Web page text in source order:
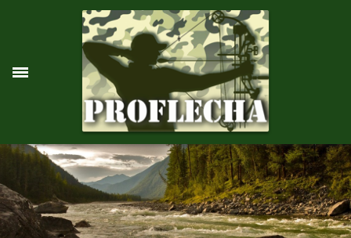
Recurvas
Compound
Pistola-Besta
Miras
Miras Térmicas